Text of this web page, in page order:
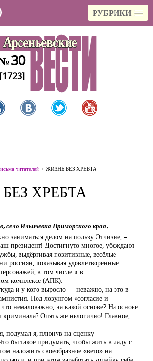
РУБРИКИ
30
[1723]
читателей ЖИЗНЬ БЕЗ ХРЕБТА
ХРЕБТА
село Ильичевка Приморского края.
заниматься делом на пользу Отчизне, –
президент! Достигнуто многое, убеждают
выдёргивая позитивные, весёлые
россиян, показывая удовлетворенные
в том числе и в
комплексе (АПК).
и у кого выросло — неважно, на это в
Под лозунгом «согласие и
немаловажно, на какой основе? На основе
Опять же нелогично! Главное,
подумал я, плюнув на оценку
бы такое придумать, чтобы жить в ладу с
наложить своеобразное «вето» на